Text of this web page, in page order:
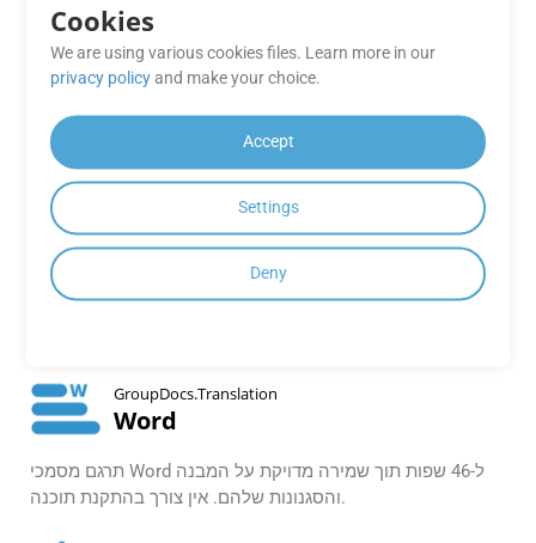
יישומים מקוונים של
GroupDocs.Translation
GroupDocs.Translation
All formats
תרגם במהירות PDF, Microsoft Office, OpenOffice, Markdown,
GroupDocs.Translation
Word
תרגם מסמכי Word ל-46 שפות תוך שמירה מדויקת על המבנה
והסגנונות שלהם. אין צורך בהתקנת תוכנה.
Cookies
We are using various cookies files. Learn more in our
privacy policyand make your choice.
Accept
Settings
Deny